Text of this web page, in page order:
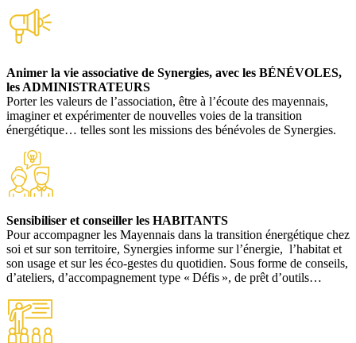
Animer la vie associative de Synergies, avec les BÉNÉVOLES,
les ADMINISTRATEURS
Porter les valeurs de l’association, être à l’écoute des mayennais,
imaginer et expérimenter de nouvelles voies de la transition
énergétique… telles sont les missions des bénévoles de Synergies.
Sensibiliser et conseiller les HABITANTS
Pour accompagner les Mayennais dans la transition énergétique chez
soi et sur son territoire, Synergies informe sur l’énergie, l’habitat et
son usage et sur les éco-gestes du quotidien. Sous forme de conseils,
d’ateliers, d’accompagnement type « Défis », de prêt d’outils…